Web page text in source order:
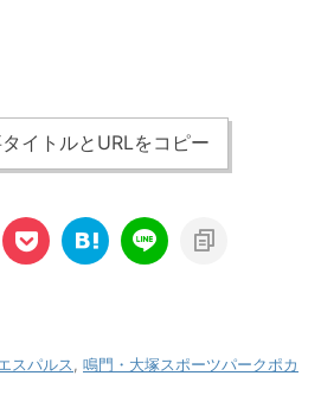
イトルとURLをコピー
スパルス, 鳴門・大塚スポーツパークポカ